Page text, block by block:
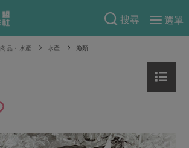
搜尋
選單
肉品・水產 水產 漁類